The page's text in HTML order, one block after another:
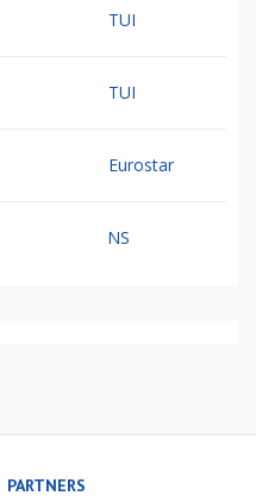
TUI
TUI
Eurostar
NS
PARTNERS